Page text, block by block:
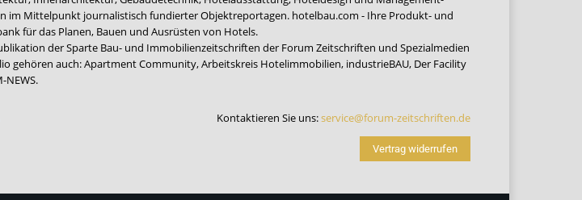
im Mittelpunkt journalistisch fundierter Objektreportagen. hotelbau.com - Ihre Produkt- und
für das Planen, Bauen und Ausrüsten von Hotels.
der Sparte Bau- und Immobilienzeitschriften der Forum Zeitschriften und Spezialmedien
gehören auch:Apartment Community,Arbeitskreis Hotelimmobilien, industrieBAU, Der Facility
NEWS.
Kontaktieren Sie uns:service@forum-zeitschriften.de
Vertrag widerrufen